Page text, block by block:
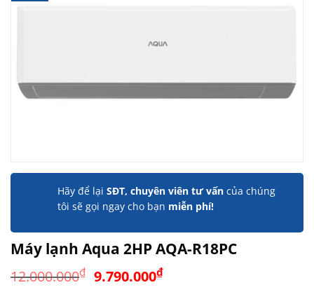
Hãy để lại SĐT, chuyên viên tư vấn của chúng
tôi sẽ gọi ngay cho bạn miễn phí!
Máy lạnh Aqua 2HP AQA-R18PC
12.000.000₫ Giá
9.790.000₫Giá